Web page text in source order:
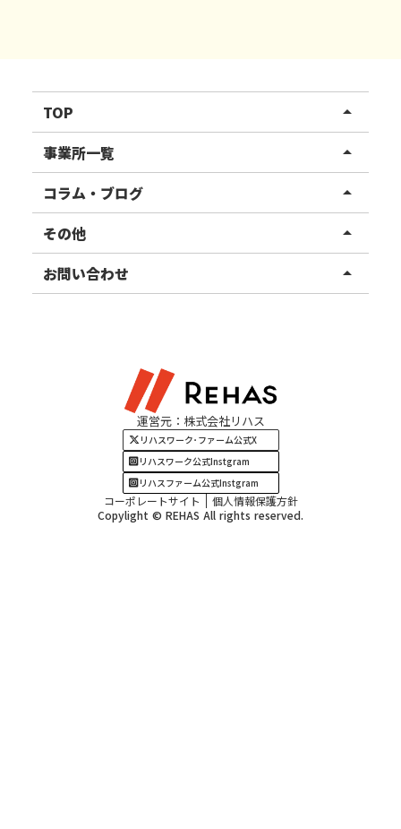
TOP arrow_drop_up
リハスワーク
リハスファーム
事業所一覧 arrow_drop_up
関東エリア
東北エリア
甲信越エリア
四国・九州エリア
コラム・ブログ arrow_drop_up
事業所ブログ
ご利用者様の声
その他 arrow_drop_up
お知らせ
お問い合わせ arrow_drop_up
運営元：株式会社リハス
リハスワーク･ファーム公式X
リハスワーク公式Instgram
リハスファーム公式Instgram
コーポレートサイト
個人情報保護方針
Copylight © REHAS All rights reserved.